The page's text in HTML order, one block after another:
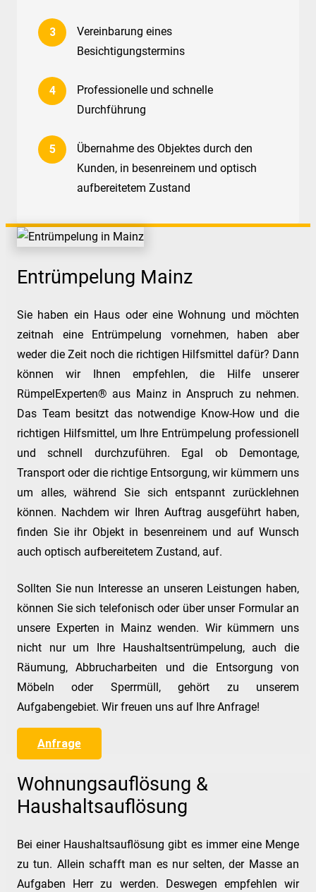
Vereinbarung eines
Besichtigungstermins
Professionelle und schnelle
Durchführung
Übernahme des Objektes durch den
Kunden, in besenreinem und optisch
aufbereitetem Zustand
Entrümpelung Mainz
Sie haben ein Haus oder eine Wohnung und möchten
zeitnah eine Entrümpelung vornehmen, haben aber
weder die Zeit noch die richtigen Hilfsmittel dafür? Dann
können wir Ihnen empfehlen, die Hilfe unserer
RümpelExperten® aus Mainz in Anspruch zu nehmen.
Das Team besitzt das notwendige Know-How und die
richtigen Hilfsmittel, um Ihre Entrümpelung professionell
und schnell durchzuführen. Egal ob Demontage,
Transport oder die richtige Entsorgung, wir kümmern uns
um alles, während Sie sich entspannt zurücklehnen
können. Nachdem wir Ihren Auftrag ausgeführt haben,
finden Sie ihr Objekt in besenreinem und auf Wunsch
auch optisch aufbereitetem Zustand, auf.
Sollten Sie nun Interesse an unseren Leistungen haben,
können Sie sich telefonisch oder über unser Formular an
unsere Experten in Mainz wenden. Wir kümmern uns
nicht nur um Ihre Haushaltsentrümpelung, auch die
Räumung, Abbrucharbeiten und die Entsorgung von
Möbeln oder Sperrmüll, gehört zu unserem
Aufgabengebiet. Wir freuen uns auf Ihre Anfrage!
Anfrage
Wohnungsauflösung &
Haushaltsauflösung
Bei einer Haushaltsauflösung gibt es immer eine Menge
zu tun. Allein schafft man es nur selten, der Masse an
Aufgaben Herr zu werden. Deswegen empfehlen wir